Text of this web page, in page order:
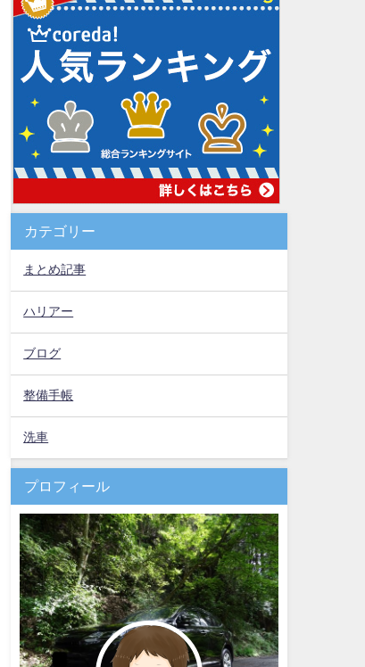
カテゴリー
まとめ記事
ハリアー
ブログ
整備手帳
洗車
プロフィール